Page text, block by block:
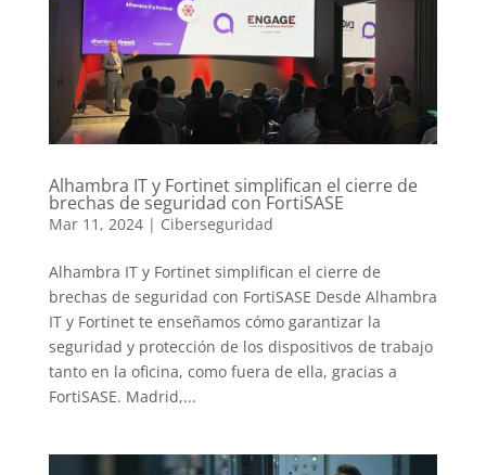
Alhambra IT y Fortinet simplifican el cierre de
brechas de seguridad con FortiSASE
Mar 11, 2024| Ciberseguridad
Alhambra IT y Fortinet simplifican el cierre de
brechas de seguridad con FortiSASE Desde Alhambra
IT y Fortinet te enseñamos cómo garantizar la
seguridad y protección de los dispositivos de trabajo
tanto en la oficina, como fuera de ella, gracias a
FortiSASE. Madrid,...